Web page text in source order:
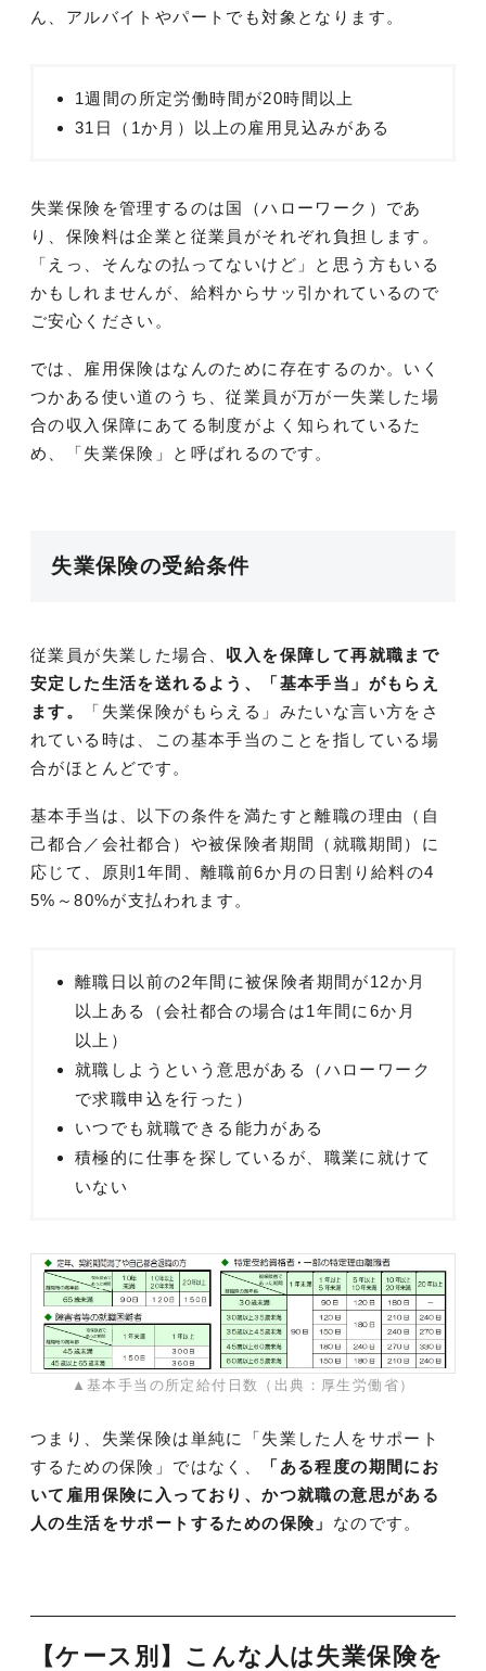
ん、アルバイトやパートでも対象となります。
1週間の所定労働時間が20時間以上
31日（1か月）以上の雇用見込みがある
失業保険を管理するのは国（ハローワーク）であ
り、保険料は企業と従業員がそれぞれ負担します。
「えっ、そんなの払ってないけど」と思う方もいる
かもしれませんが、給料からサッ引かれているので
ご安心ください。
では、雇用保険はなんのために存在するのか。いく
つかある使い道のうち、従業員が万が一失業した場
合の収入保障にあてる制度がよく知られているた
め、「失業保険」と呼ばれるのです。
失業保険の受給条件
従業員が失業した場合、 収入を保障して再就職まで
安定した生活を送れるよう、「基本手当」がもらえ
ます。
「失業保険がもらえる」みたいな言い方をさ
れている時は、この基本手当のことを指している場
合がほとんどです。
基本手当は、以下の条件を満たすと離職の理由（自
己都合／会社都合）や被保険者期間（就職期間）に
応じて、原則1年間、離職前6か月の日割り給料の4
5%～80%が支払われます。
離職日以前の2年間に被保険者期間が12か月
以上ある（会社都合の場合は1年間に6か月
以上）
就職しようという意思がある（ハローワーク
で求職申込を行った）
いつでも就職できる能力がある
積極的に仕事を探しているが、職業に就けて
いない
▲基本手当の所定給付日数（出典：厚生労働省）
つまり、失業保険は単純に「失業した人をサポート
するための保険」ではなく、
「ある程度の期間にお
いて雇用保険に入っており、かつ就職の意思がある
人の生活をサポートするための保険」 なのです。
【ケース別】こんな人は失業保険を